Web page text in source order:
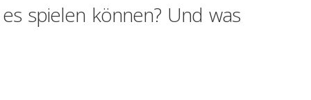
spielen können? Und was